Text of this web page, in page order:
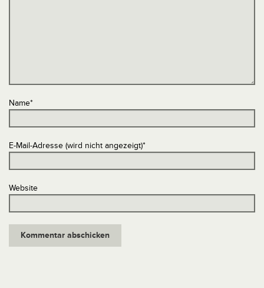
Name*
E-Mail-Adresse (wird nicht angezeigt)*
Website